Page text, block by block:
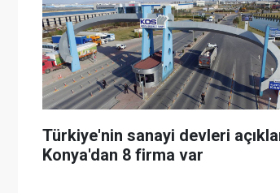
Türkiye'nin sanayi devleri
Konya'dan 8 firma var